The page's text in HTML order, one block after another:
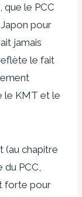
que le PCC
pour
jamais
le fait
le KMT et le
(au chapitre
PCC,
forte pour